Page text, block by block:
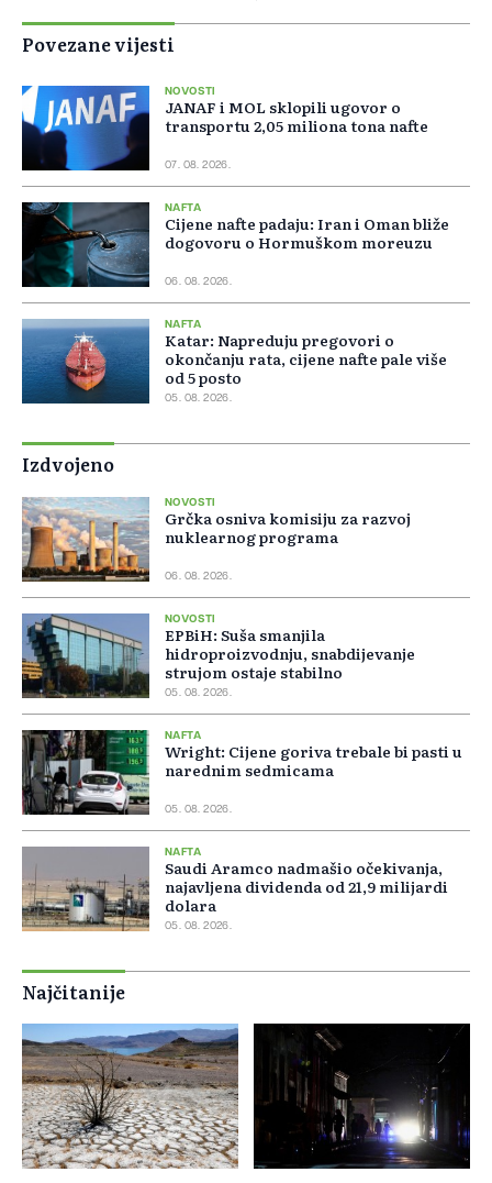
Povezane vijesti
NOVOSTI
JANAF i MOL sklopili ugovor o
transportu 2,05 miliona tona nafte
07. 08. 2026.
NAFTA
Cijene nafte padaju: Iran i Oman bliže
dogovoru o Hormuškom moreuzu
06. 08. 2026.
NAFTA
Katar: Napreduju pregovori o
okončanju rata, cijene nafte pale više
od 5 posto
05. 08. 2026.
Izdvojeno
NOVOSTI
Grčka osniva komisiju za razvoj
nuklearnog programa
06. 08. 2026.
NOVOSTI
EPBiH: Suša smanjila
hidroproizvodnju, snabdijevanje
strujom ostaje stabilno
05. 08. 2026.
NAFTA
Wright: Cijene goriva trebale bi pasti u
narednim sedmicama
05. 08. 2026.
NAFTA
Saudi Aramco nadmašio očekivanja,
najavljena dividenda od 21,9 milijardi
dolara
05. 08. 2026.
Najčitanije